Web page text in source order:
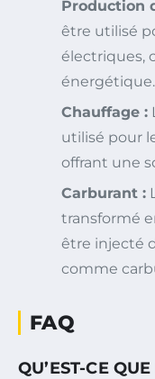
Production
être utilisé
électriques,
énergétique.
Chauffage :
utilisé pour
offrant une
Carburant :
transformé
être injecté
comme
FAQ
QU’EST-CE